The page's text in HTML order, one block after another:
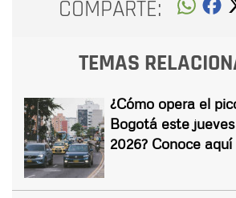
COMPARTE:
TEMAS
¿Cómo opera el
Bogotá este
2026? Conoce aquí